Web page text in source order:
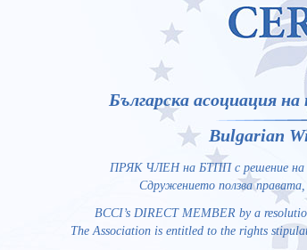
Българска асоциация
Bulgarian
ПРЯК ЧЛЕН на БТПП с решение на
Сдружението ползва
BCCI’s DIRECT MEMBER by a
The Association is entitled to the rights